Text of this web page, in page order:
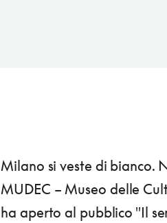
Milano si veste di bianco.
MUDEC – Museo delle
ha aperto al pubblico "Il